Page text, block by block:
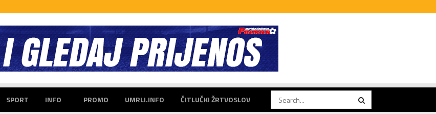
SPORT INFO PROMO UMRLI.INFO ČITLUČKI ŽRTVOSLOV